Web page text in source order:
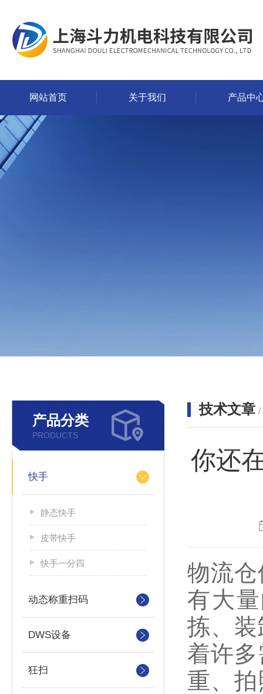
网站首页 关于我们 产品中
产品分类
PRODUCTS
快手
静态快手
皮带快手
快手一分四
动态称重扫码
DWS设备
狂扫
技术文章 /
你还
物流
有大
拣、
着许
重、